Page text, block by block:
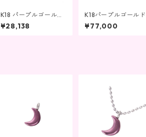
K18 パープルゴールド
ジュエリー ドッグタイ
プペンダント
¥28,138
K18パープルゴールド
三日月ペンダントK18
ネックレス
¥77,000